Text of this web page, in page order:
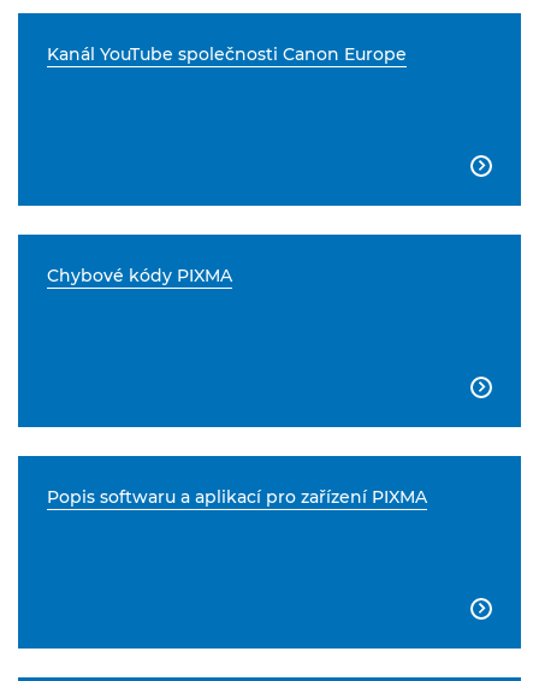
Kanál YouTube společnosti Canon Europe

Chybové kódy PIXMA

Popis softwaru a aplikací pro zařízení PIXMA
